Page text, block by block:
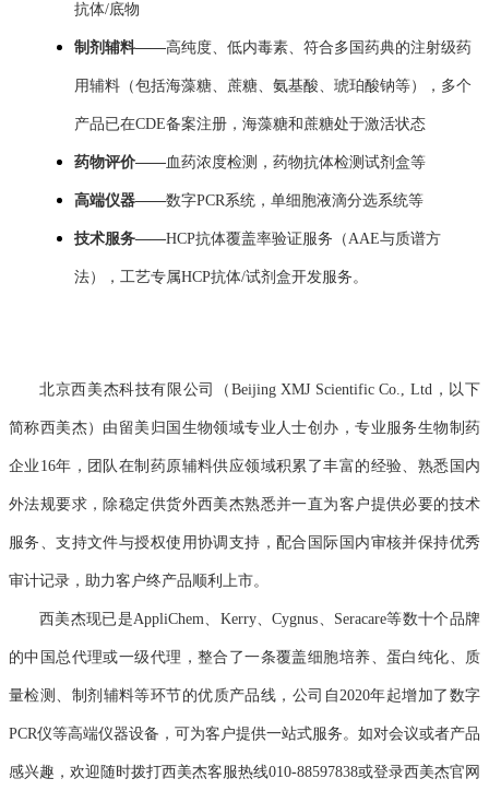
抗体/底物
制剂辅料——高纯度、低内毒素、符合多国药典的注射级药
用辅料（包括海藻糖、蔗糖、氨基酸、琥珀酸钠等），多个
产品已在CDE备案注册，海藻糖和蔗糖处于激活状态
药物评价——血药浓度检测，药物抗体检测试剂盒等
高端仪器——数字PCR系统，单细胞液滴分选系统等
技术服务——HCP抗体覆盖率验证服务（AAE与质谱方
法），工艺专属HCP抗体/试剂盒开发服务。
北京西美杰科技有限公司（Beijing XMJ Scientific Co., Ltd，以下
简称西美杰）由留美归国生物领域专业人士创办，专业服务生物制药
企业16年，团队在制药原辅料供应领域积累了丰富的经验、熟悉国内
外法规要求，除稳定供货外西美杰熟悉并一直为客户提供必要的技术
服务、支持文件与授权使用协调支持，配合国际国内审核并保持优秀
审计记录，助力客户终产品顺利上市。
西美杰现已是AppliChem、Kerry、Cygnus、Seracare等数十个品牌
的中国总代理或一级代理，整合了一条覆盖细胞培养、蛋白纯化、质
量检测、制剂辅料等环节的优质产品线，公司自2020年起增加了数字
PCR仪等高端仪器设备，可为客户提供一站式服务。 如对会议或者产品
感兴趣，欢迎随时拨打西美杰客服热线010-88597838或登录西美杰官网